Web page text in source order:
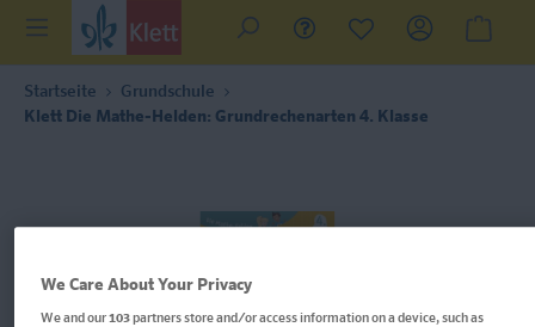
Startseite
Grundschule
Klett Die Mathe-Helden: Grundrechenarten 4. Klasse
We Care About Your Privacy
We and our103partners store and/or access information on a device, such as